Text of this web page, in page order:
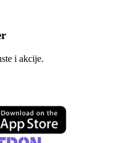
i akcije.